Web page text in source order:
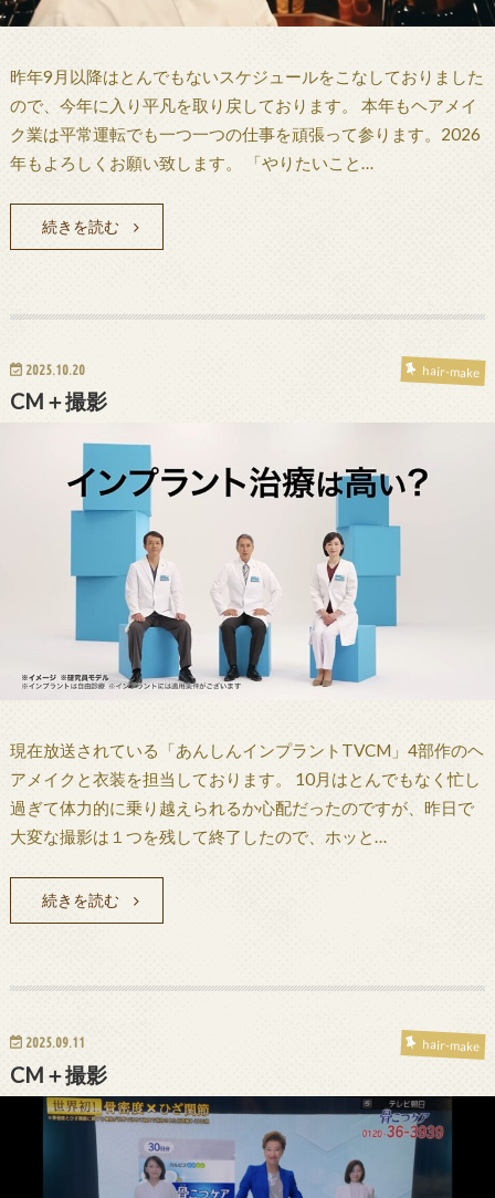
昨年9月以降はとんでもないスケジュールをこなしておりました
ので、今年に入り平凡を取り戻しております。 本年もヘアメイ
ク業は平常運転でも一つ一つの仕事を頑張って参ります。2026
年もよろしくお願い致します。 「やりたいこと…
続きを読む
2025.10.20 hair-make
CM＋撮影
現在放送されている「あんしんインプラントTVCM」4部作のヘ
アメイクと衣装を担当しております。 10月はとんでもなく忙し
過ぎて体力的に乗り越えられるか心配だったのですが、昨日で
大変な撮影は１つを残して終了したので、ホッと…
続きを読む
2025.09.11 hair-make
CM＋撮影